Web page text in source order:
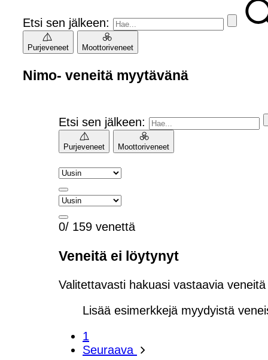
Etsi sen jälkeen:
Purjeveneet Moottoriveneet
Nimo- veneitä myytävänä
Etsi sen jälkeen:
Purjeveneet Moottoriveneet
0/ 159 venettä
Veneitä ei löytynyt
Valitettavasti hakuasi vastaavia
Lisää esimerkkejä myydyistä
1
Seuraava